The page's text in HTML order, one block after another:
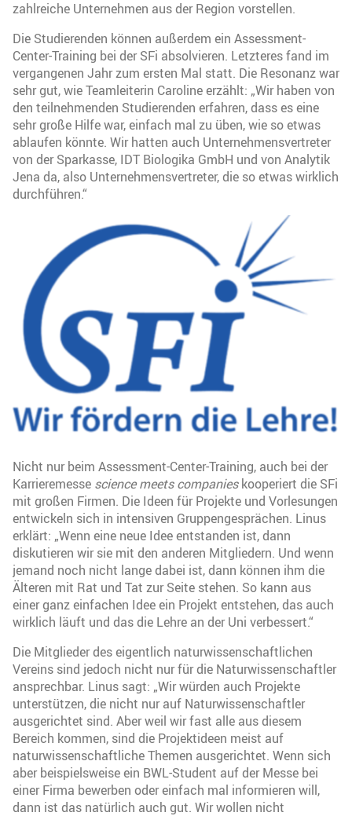
zahlreiche Unternehmen aus der Region vorstellen.
Die Studierenden können außerdem ein Assessment-
Center-Training bei der SFi absolvieren. Letzteres fand im
vergangenen Jahr zum ersten Mal statt. Die Resonanz war
sehr gut, wie Teamleiterin Caroline erzählt: „Wir haben von
den teilnehmenden Studierenden erfahren, dass es eine
sehr große Hilfe war, einfach mal zu üben, wie so etwas
ablaufen könnte. Wir hatten auch Unternehmensvertreter
von der Sparkasse, IDT Biologika GmbH und von Analytik
Jena da, also Unternehmensvertreter, die so etwas wirklich
durchführen.“
Nicht nur beim Assessment-Center-Training, auch bei der
Karrieremesse science meets companieskooperiert die SFi
mit großen Firmen. Die Ideen für Projekte und Vorlesungen
entwickeln sich in intensiven Gruppengesprächen. Linus
erklärt: „Wenn eine neue Idee entstanden ist, dann
diskutieren wir sie mit den anderen Mitgliedern. Und wenn
jemand noch nicht lange dabei ist, dann können ihm die
Älteren mit Rat und Tat zur Seite stehen. So kann aus
einer ganz einfachen Idee ein Projekt entstehen, das auch
wirklich läuft und das die Lehre an der Uni verbessert.“
Die Mitglieder des eigentlich naturwissenschaftlichen
Vereins sind jedoch nicht nur für die Naturwissenschaftler
ansprechbar. Linus sagt: „Wir würden auch Projekte
unterstützen, die nicht nur auf Naturwissenschaftler
ausgerichtet sind. Aber weil wir fast alle aus diesem
Bereich kommen, sind die Projektideen meist auf
naturwissenschaftliche Themen ausgerichtet. Wenn sich
aber beispielsweise ein BWL-Student auf der Messe bei
einer Firma bewerben oder einfach mal informieren will,
dann ist das natürlich auch gut. Wir wollen nicht